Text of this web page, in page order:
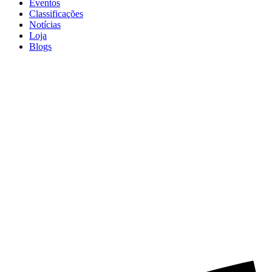
Eventos
Classificações
Notícias
Loja
Blogs